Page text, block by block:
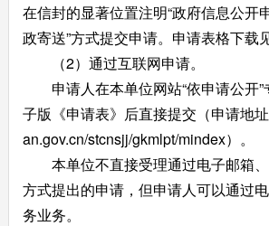
在信封的显著位置注明“政府信息公开
政寄送”方式提交申请。申请表格下载
（2）通过互联网申请。
申请人在本单位网站“依申请公开”
子版《申请表》后直接提交（申请地
an.gov.cn/stcnsjj/gkmlpt/mindex）。
本单位不直接受理通过电子邮箱、
方式提出的申请，但申请人可以通过
务业务。